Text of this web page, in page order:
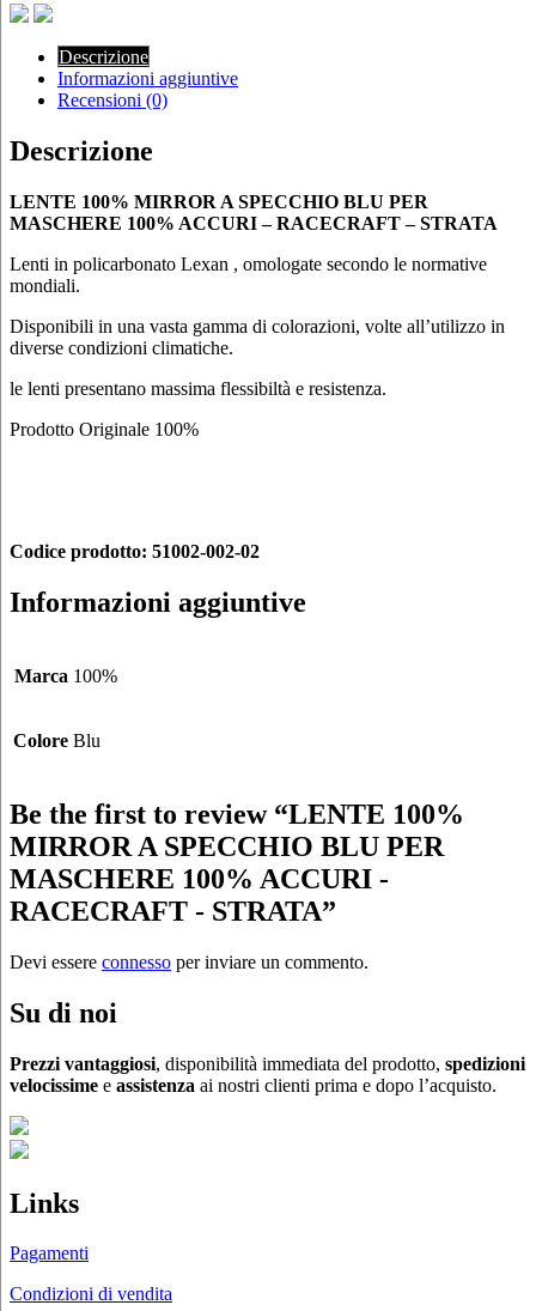
Descrizione
Informazioni aggiuntive
Recensioni (0)
Descrizione
LENTE 100% MIRROR A SPECCHIO BLU PER
MASCHERE 100% ACCURI – RACECRAFT – STRATA
Lenti in policarbonato Lexan , omologate secondo le normative
mondiali.
Disponibili in una vasta gamma di colorazioni, volte all’utilizzo in
diverse condizioni climatiche.
le lenti presentano massima flessibiltà e resistenza.
Prodotto Originale 100%
Codice prodotto: 51002-002-02
Informazioni aggiuntive
Marca 100%
Colore Blu
Be the first to review “LENTE 100%
MIRROR A SPECCHIO BLU PER
MASCHERE 100% ACCURI -
RACECRAFT - STRATA”
Devi essere connesso per inviare un commento.
Su di noi
Prezzi vantaggiosi, disponibilità immediata del prodotto, spedizioni
velocissime e assistenza ai nostri clienti prima e dopo l’acquisto.
Links
Pagamenti
Condizioni di vendita